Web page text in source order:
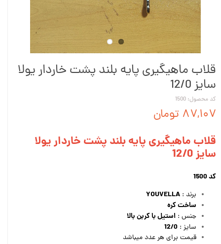
قلاب ماهیگیری پایه بلند پشت خاردار یولا
سایز 12/0
کد محصول: 1500
۸۷,۱۰۷ تومان
قلاب ماهیگیری پایه بلند پشت خاردار یولا
سایز 12/0
کد 1500
برند : YOUVELLA
ساخت کره
جنس : استیل با کربن بالا
سایز : 12/0
قیمت برای هر عدد میباشد